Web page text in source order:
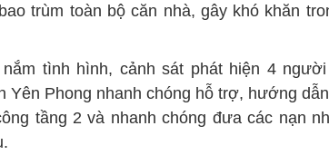
trùm toàn bộ căn nhà, gây khó khăn
nắm tình hình, cảnh sát phát hiện 4
Yên Phong nhanh chóng hỗ trợ, hướng
tầng 2 và nhanh chóng đưa các nạn